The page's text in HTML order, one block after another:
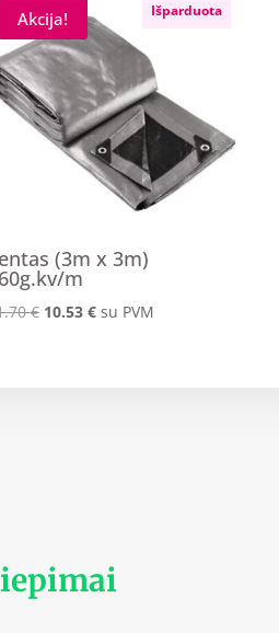
Akcija! Išparduota
(3m x 3m)
m
€ Original
10.53 €Current
su PVM